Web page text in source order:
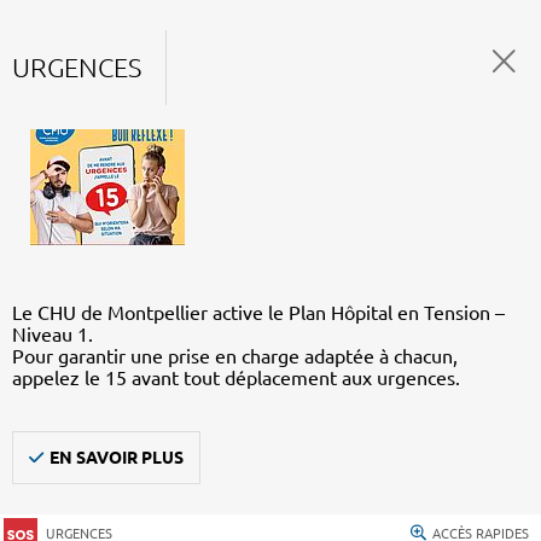
URGENCES
Le CHU de Montpellier active le Plan Hôpital en Tension –
Niveau 1.
Pour garantir une prise en charge adaptée à chacun,
appelez le 15 avant tout déplacement aux urgences.
EN SAVOIR PLUS
URGENCES ACCÈS RAPIDES